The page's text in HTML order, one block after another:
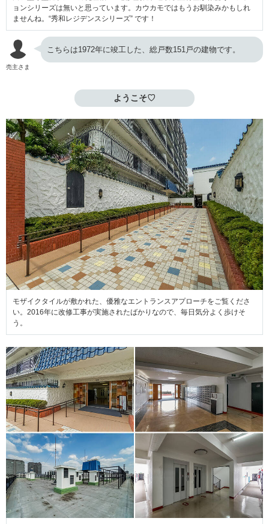
ョンシリーズは無いと思っています。カウカモではもうお馴染みかもしれ
ませんね。“秀和レジデンスシリーズ” です！
売主さま
こちらは1972年に竣工した、総戸数151戸の建物です。
ようこそ♡
モザイクタイルが敷かれた、優雅なエントランスアプローチをご覧くださ
い。2016年に改修工事が実施されたばかりなので、毎日気分よく歩けそ
う。